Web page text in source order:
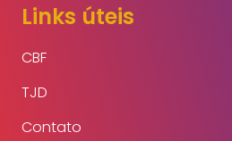
Links úteis
CBF
TJD
Contato